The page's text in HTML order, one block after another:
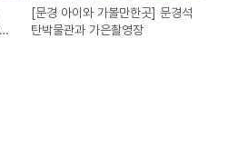
[문경 아이와 가볼만한곳] 문경석
탄박물관과 가은촬영장